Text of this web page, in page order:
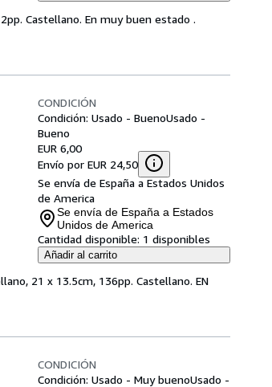
Castellano. En muy buen estado .
CONDICIÓN
Condición: Usado - BuenoUsado -
Bueno
EUR 6,00
Envío por EUR 24,50
Se envía de España a Estados Unidos
de America
Se envía de España a Estados
Unidos de America
Cantidad disponible: 1 disponibles
Añadir al carrito
21 x 13.5cm, 136pp. Castellano. EN
CONDICIÓN
Condición: Usado - Muy buenoUsado -